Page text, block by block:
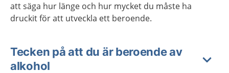
att säga hur länge och hur mycket du måste ha
druckit för att utveckla ett beroende.
Tecken på att du är beroende av
alkohol